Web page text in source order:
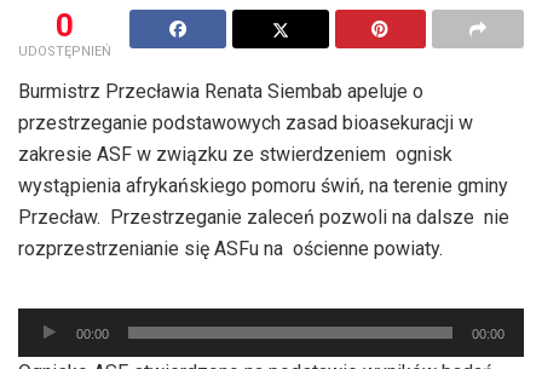
0
UDOSTĘPNIEŃ
Burmistrz Przecławia Renata Siembab apeluje o
przestrzeganie podstawowych zasad bioasekuracji w
zakresie ASF w związku ze stwierdzeniem ognisk
wystąpienia afrykańskiego pomoru świń, na terenie gminy
Przecław. Przestrzeganie zaleceń pozwoli na dalsze nie
rozprzestrzenianie się ASFu na ościenne powiaty.
Odtwarzacz
plików
00:00 00:00